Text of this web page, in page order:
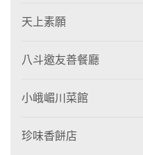
天上素願
八斗邀友善餐廳
小峨嵋川菜館
珍味香餅店